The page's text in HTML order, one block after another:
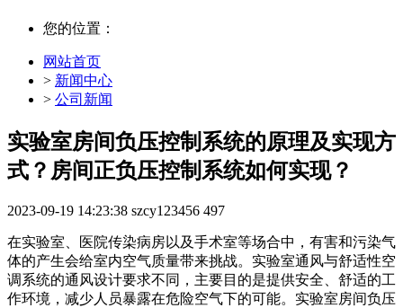
您的位置：
网站首页
> 新闻中心
> 公司新闻
实验室房间负压控制系统的原理及实现方
式？房间正负压控制系统如何实现？
2023-09-19 14:23:38 szcy123456 497
在实验室、医院传染病房以及手术室等场合中，有害和污染气
体的产生会给室内空气质量带来挑战。实验室通风与舒适性空
调系统的通风设计要求不同，主要目的是提供安全、舒适的工
作环境，减少人员暴露在危险空气下的可能。实验室房间负压